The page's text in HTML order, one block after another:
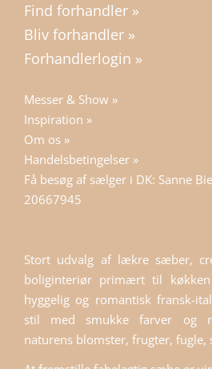
Find forhandler »
Bliv forhandler »
Forhandlerlogin »
Messer & Show »
Inspiration »
Om os »
Handelsbetingelser »
Få besøg af sælger i DK: Sanne
20667945
Stort udvalg af lækre sæber,
boliginteriør primært til
hyggelig og romantisk fransk-
stil med smukke farver og
naturens blomster, frugter, fugle,